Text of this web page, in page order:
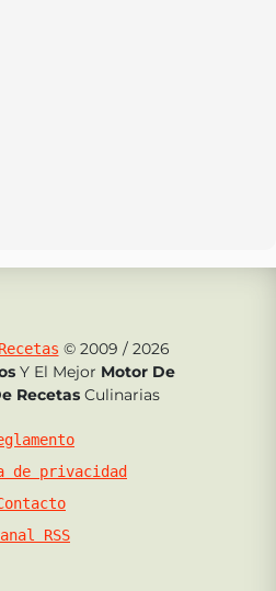
© 2009 / 2026
Y El Mejor Motor De
Recetas Culinarias
de privacidad
RSS